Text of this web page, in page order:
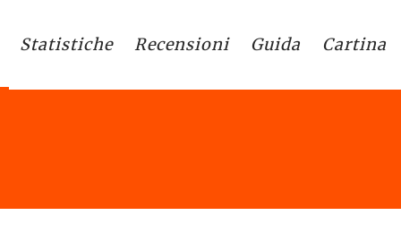
Statistiche Recensioni Guida Cartina